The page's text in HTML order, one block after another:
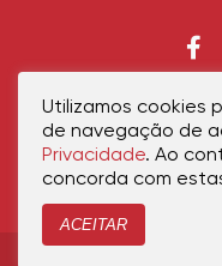
Início Política de
Utilizamos cookies
de navegação de
Privacidade. Ao
concorda com
ACEITAR